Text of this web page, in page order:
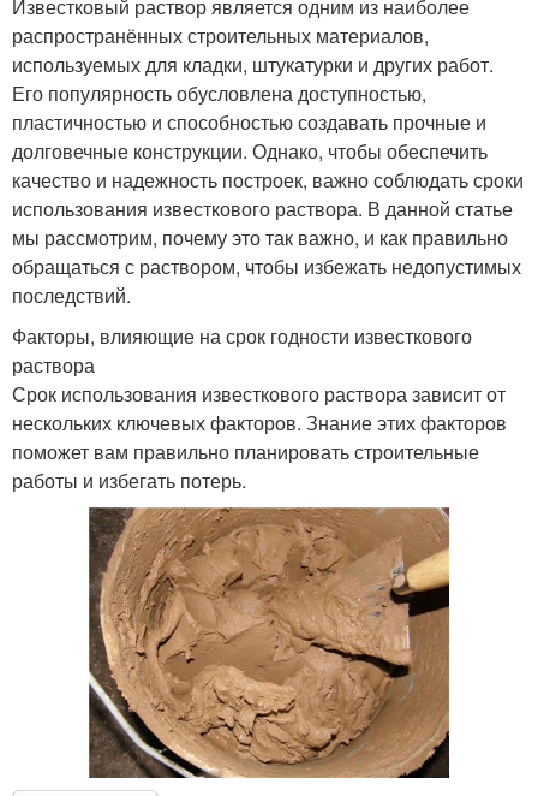
Известковый раствор является одним из наиболее
распространённых строительных материалов,
используемых для кладки, штукатурки и других работ.
Его популярность обусловлена доступностью,
пластичностью и способностью создавать прочные и
долговечные конструкции. Однако, чтобы обеспечить
качество и надежность построек, важно соблюдать сроки
использования известкового раствора. В данной статье
мы рассмотрим, почему это так важно, и как правильно
обращаться с раствором, чтобы избежать недопустимых
последствий.
Факторы, влияющие на срок годности известкового
раствора
Срок использования известкового раствора зависит от
нескольких ключевых факторов. Знание этих факторов
поможет вам правильно планировать строительные
работы и избегать потерь.